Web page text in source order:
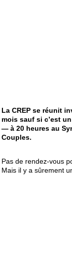
La CREP se réunit
mois sauf si c’est
— à 20 heures au
Couples.
Pas de rendez-vous
Mais il y a sûrement